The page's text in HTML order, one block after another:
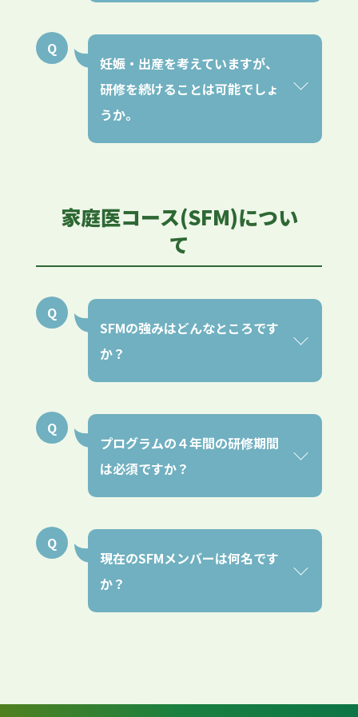
妊娠・出産を考えていますが、
研修を続けることは可能でしょ
うか。
家庭医コース(SFM)につい
て
SFMの強みはどんなところです
か？
プログラムの４年間の研修期間
は必須ですか？
現在のSFMメンバーは何名です
か？